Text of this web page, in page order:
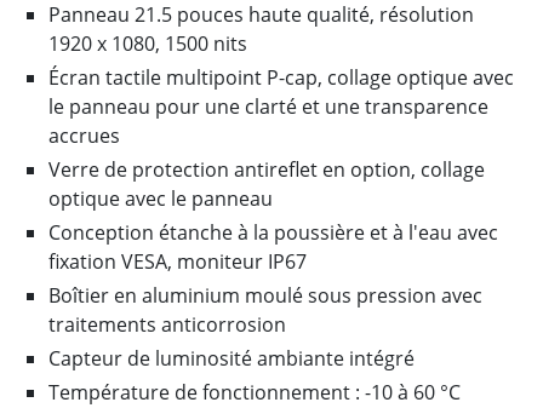
Panneau 21.5 pouces haute qualité, résolution
1920 x 1080, 1500 nits
Écran tactile multipoint P-cap, collage optique avec
le panneau pour une clarté et une transparence
accrues
Verre de protection antireflet en option, collage
optique avec le panneau
Conception étanche à la poussière et à l'eau avec
fixation VESA, moniteur IP67
Boîtier en aluminium moulé sous pression avec
traitements anticorrosion
Capteur de luminosité ambiante intégré
Température de fonctionnement : -10 à 60 °C